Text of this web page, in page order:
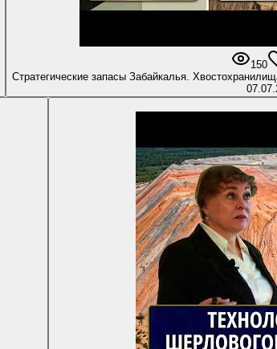
150
Стратегические запасы Забайкалья.